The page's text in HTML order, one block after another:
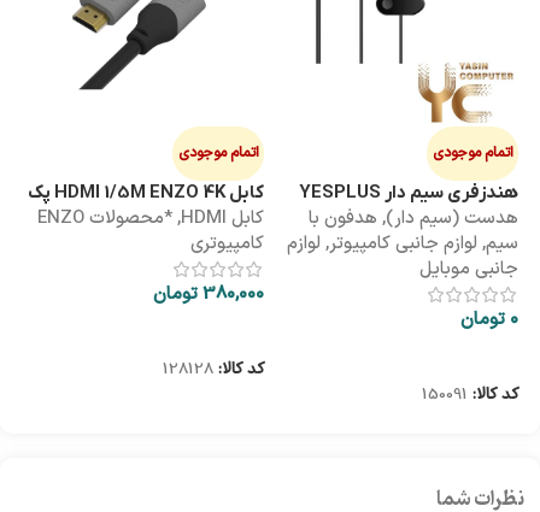
اتمام موجودی
هندزفری سیم دار YESPLUS
YS-113
هدست (سیم دار), هدفون با
سیم, لوازم جانبی کامپیوتر, لوازم
جانبی موبایل
0 تومان
کد کالا: 150091
اتمام موجودی
کابل HDMI 1/5M ENZO 4K پک
طلقی
کابل HDMI ,
*محصولات ENZO
کامپیوتری
380,000تومان
کد کالا:128128
نظرات شما